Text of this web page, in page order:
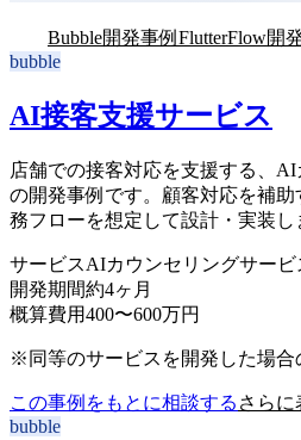
Bubble開発事例 FlutterFlow開
bubble
AI接客支援サービス
店舗での接客対応を支援する、
の開発事例です。顧客対応を補
務フローを想定して設計・実装し
サービスAIカウンセリングサービ
開発期間約4ヶ月
概算費用400〜600万円
※同等のサービスを開発した場合
この事例をもとに相談する さらに
bubble